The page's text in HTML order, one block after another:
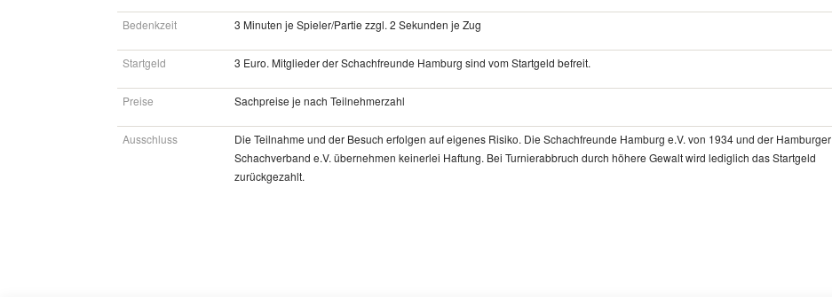
Bedenkzeit 3 Minuten je Spieler/Partie zzgl. 2 Sekunden je Zug
Startgeld 3 Euro. Mitglieder der Schachfreunde Hamburg sind vom Startgeld befreit.
Preise Sachpreise je nach Teilnehmerzahl
Ausschluss
Die Teilnahme und der Besuch erfolgen auf eigenes Risiko. Die Schachfreunde Hamburg e.V. von 1934 und der Hamburger
Schachverband e.V. übernehmen keinerlei Haftung. Bei Turnierabbruch durch höhere Gewalt wird lediglich das Startgeld
zurückgezahlt.